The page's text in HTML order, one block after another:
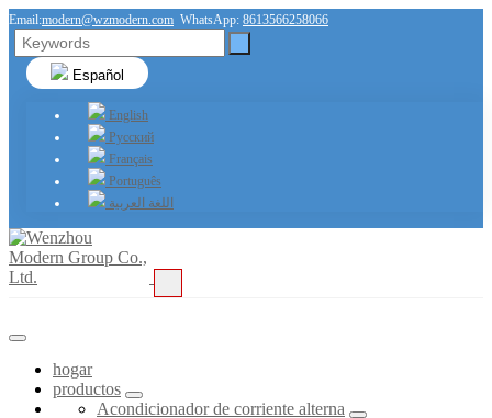
Email:modern@wzmodern.com WhatsApp: 8613566258066
Español
English
Русский
Français
Português
اللغة العربية
hogar
productos
Acondicionador de corriente alterna